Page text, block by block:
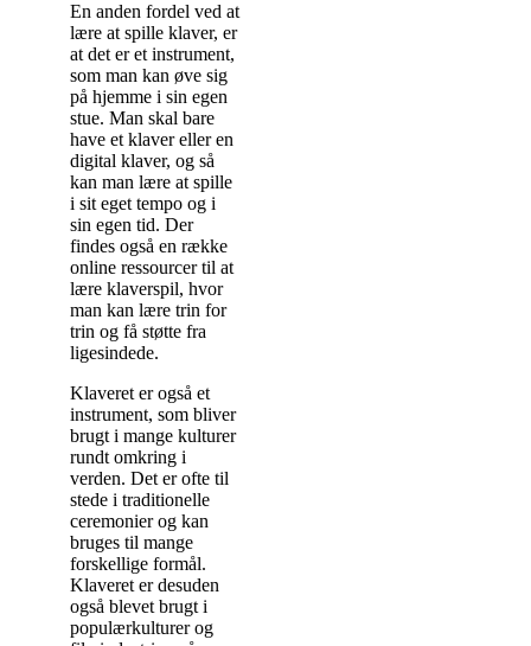
En anden fordel ved at
lære at spille klaver, er
at det er et instrument,
som man kan øve sig
på hjemme i sin egen
stue. Man skal bare
have et klaver eller en
digital klaver, og så
kan man lære at spille
i sit eget tempo og i
sin egen tid. Der
findes også en række
online ressourcer til at
lære klaverspil, hvor
man kan lære trin for
trin og få støtte fra
ligesindede.
Klaveret er også et
instrument, som bliver
brugt i mange kulturer
rundt omkring i
verden. Det er ofte til
stede i traditionelle
ceremonier og kan
bruges til mange
forskellige formål.
Klaveret er desuden
også blevet brugt i
populærkulturer og